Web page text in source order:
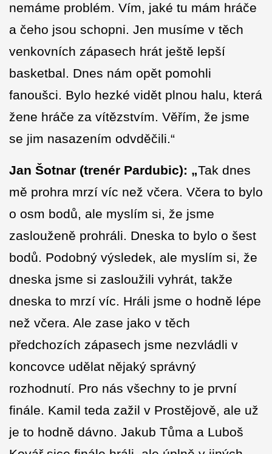
nemáme problém. Vím, jaké tu mám hráče
a čeho jsou schopni. Jen musíme v těch
venkovních zápasech hrát ještě lepší
basketbal. Dnes nám opět pomohli
fanoušci. Bylo hezké vidět plnou halu, která
žene hráče za vítězstvím. Věřím, že jsme
se jim nasazením odvděčili.“
Jan Šotnar (trenér Pardubic): „Tak dnes
mě prohra mrzí víc než včera. Včera to bylo
o osm bodů, ale myslím si, že jsme
zaslouženě prohráli. Dneska to bylo o šest
bodů. Podobný výsledek, ale myslím si, že
dneska jsme si zasloužili vyhrát, takže
dneska to mrzí víc. Hráli jsme o hodně lépe
než včera. Ale zase jako v těch
předchozích zápasech jsme nezvládli v
koncovce udělat nějaký správný
rozhodnutí. Pro nás všechny to je první
finále. Kamil teda zažil v Prostějově, ale už
je to hodně dávno. Jakub Tůma a Luboš